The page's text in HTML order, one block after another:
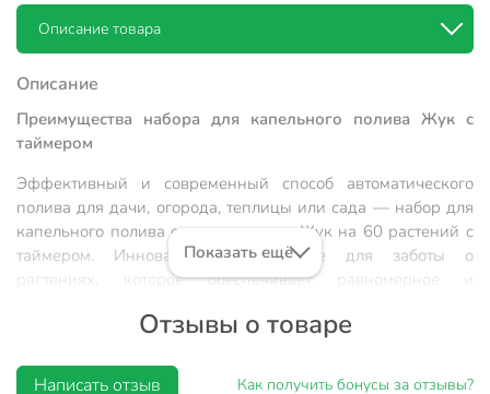
Описание товара
Описание
Преимущества набора для капельного полива Жук с
таймером
Эффективный и современный способ автоматического
полива для дачи, огорода, теплицы или сада — набор для
капельного полива от водопровода Жук на 60 растений с
таймером. Инновационное решение для заботы о
растениях, которое обеспечивает равномерное и
поддерживать идеальную влажность почвы без лишних
разработанный специально для российских условий,
Показать ещё
Отзывы о товаре
Написать отзыв Как получить бонусы за отзывы?